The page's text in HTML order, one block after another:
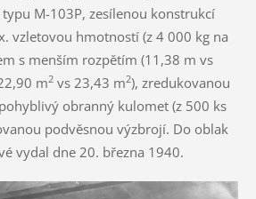
M-103P, zesílenou konstrukcí
vzletovou hmotností (z 4 000 kg na
s menším rozpětím (11,38 m vs
m2vs 23,43 m2), zredukovanou
obranný kulomet (z 500 ks
podvěsnou výzbrojí. Do oblak
vydal dne 20. března 1940.